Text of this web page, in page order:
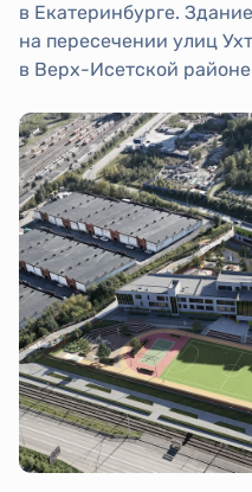
в Екатеринбурге.
на пересечении улиц
в Верх-Исетской